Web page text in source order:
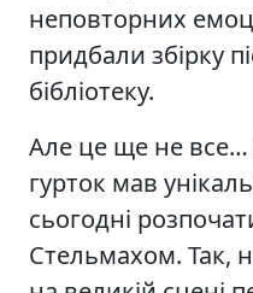
неповторних
придбали збірку
бібліотеку.
Але це ще не
гурток мав
сьогодні
Стельмахом. Так,